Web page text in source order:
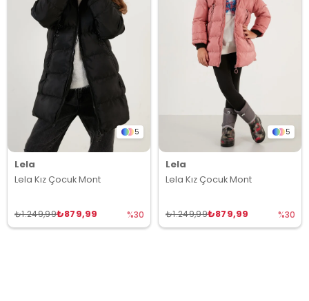
5
Lela
Lela Kız Çocuk Mont
₺879,99
₺1.249,99 %30
5
Lela
Lela Kız Çocuk Mont
₺879,99
₺1.249,99 %30